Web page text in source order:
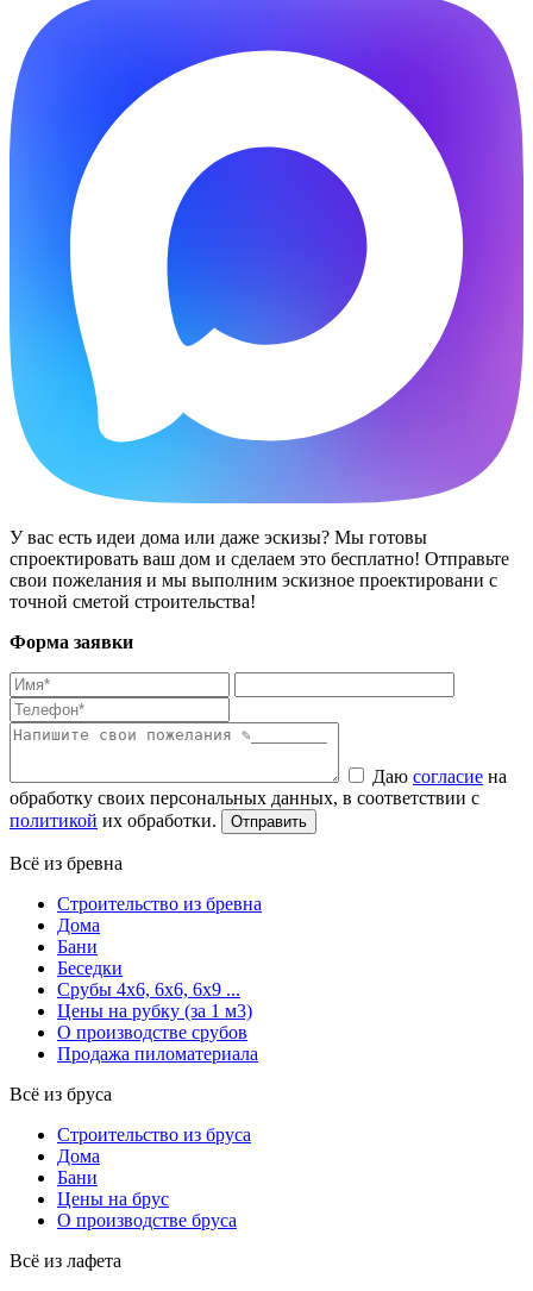
У вас есть идеи дома или даже эскизы? Мы готовы
спроектировать ваш дом и сделаем это бесплатно! Отправьте
свои пожелания и мы выполним эскизное проектировани с
точной сметой строительства!
Форма заявки
Даю согласие на
обработку своих персональных данных, в соответствии с
политикой их обработки.
Всё из бревна
Строительство из бревна
Дома
Бани
Беседки
Срубы 4х6, 6х6, 6х9 ...
Цены на рубку (за 1 м3)
О производстве срубов
Продажа пиломатериала
Всё из бруса
Строительство из бруса
Дома
Бани
Цены на брус
О производстве бруса
Всё из лафета